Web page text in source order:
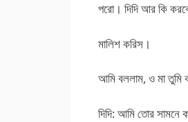
পরো। দিদি আর কি
মালিশ করিস।
আমি বললাম, ও মা তুমি
দিদি: আমি তোর সামনে